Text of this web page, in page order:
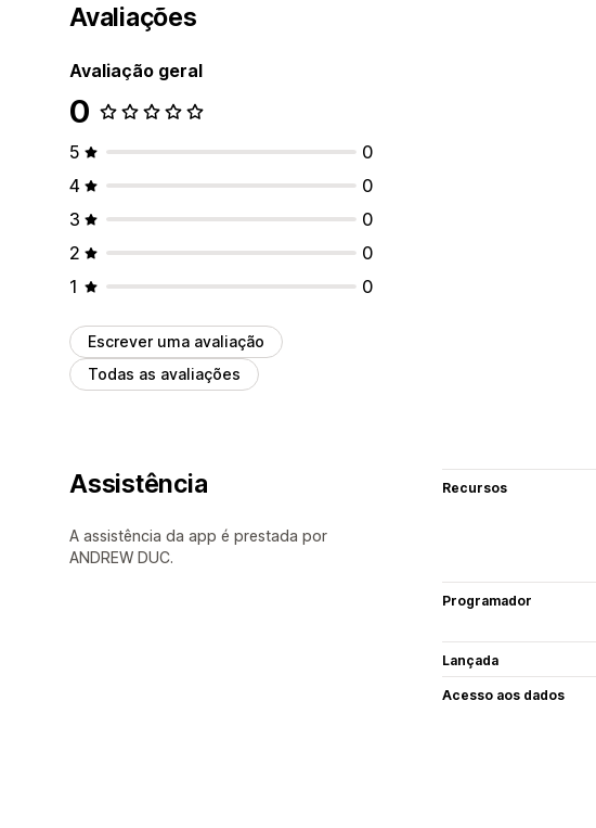
Avaliações
Avaliação geral
0
5
0
4
0
3
0
2
0
1
0
Escrever uma avaliação
Todas as avaliações
Assistência
A assistência da app é prestada por
ANDREW DUC.
Recursos
Programador
Lançada
Acesso aos dados